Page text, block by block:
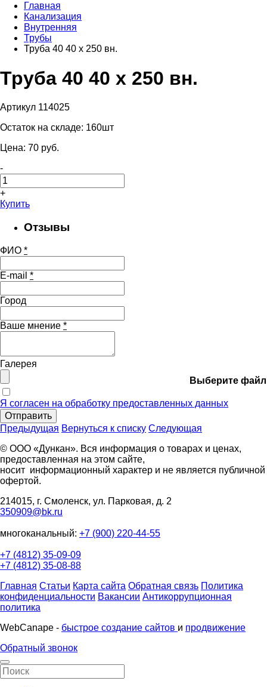
Главная
Канализация
Внутренняя
Трубы
Труба 40 40 х 250 вн.
Труба 40 40 х 250 вн.
Артикул 114025
Остаток на складе: 160шт
Цена: 70 pуб.
-
+
Купить
Отзывы
ФИО *
E-mail *
Город
Ваше мнение *
Галерея
Выберите файл
Я согласен на обработку предоставленных данных
Отправить
Предыдущая Вернуться к списку Следующая
© ООО «Дункан». Вся информация о товарах и ценах,
предоставленная на этом сайте,
носит информационный характер и не является публичной
офертой.
214015, г. Смоленск, ул. Парковая, д. 2
350909@bk.ru
многоканальный: +7 (900) 220-44-55
+7 (4812) 35-09-09
+7 (4812) 35-08-88
Главная Статьи Карта сайта Обратная связь Политика
конфиденциальности Вакансии Антикоррупционная
политика
WebCanape - быстрое создание сайтов и продвижение
Обратный звонок